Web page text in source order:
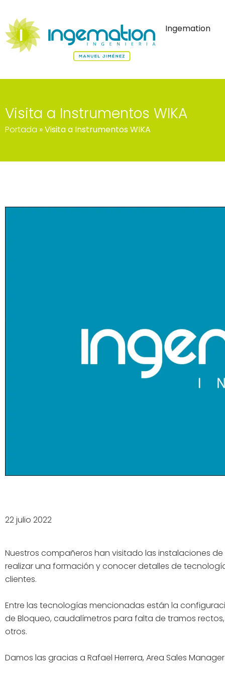
Ingemation
Visita a Instrumentos WIKA
Portada »Visita a Instrumentos WIKA
22 julio 2022
Nuestros compañeros han visitado las instalaciones de
realizar una formación y conocer detalles de
clientes.
Entre las tecnologías mencionadas están la
de Bloqueo, caudalímetros para falta de tramos
otros.
Damos las gracias a Rafael Herrera, Area Sales